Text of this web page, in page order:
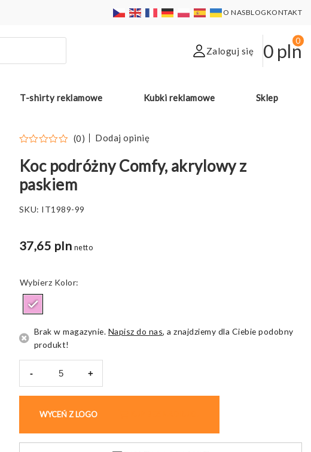
O NASBLOGKONTAKT
Zaloguj się 0 pln
0
T-shirty reklamowe Kubki reklamowe Sklep
(0) Dodaj opinię
Koc podróżny Comfy, akrylowy z
paskiem
SKU: IT1989-99
37,65 pln netto
Kolor
Brak w magazynie. Napisz do nas, a znajdziemy dla Ciebie podobny
produkt!
-
Comfy,
akrylowy
z
+
WYCEŃ Z LOGO